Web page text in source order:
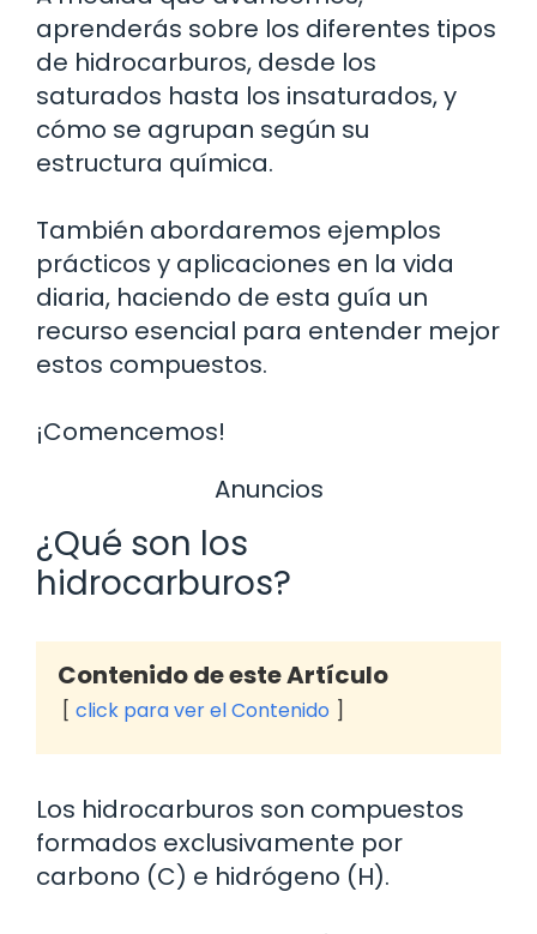
aprenderás sobre los diferentes tipos
de hidrocarburos, desde los
saturados hasta los insaturados, y
cómo se agrupan según su
estructura química.
También abordaremos ejemplos
prácticos y aplicaciones en la vida
diaria, haciendo de esta guía un
recurso esencial para entender mejor
estos compuestos.
¡Comencemos!
Anuncios
¿Qué son los
hidrocarburos?
Contenido de este Artículo
click para ver el Contenido
Los hidrocarburos son compuestos
formados exclusivamente por
carbono (C) e hidrógeno (H).